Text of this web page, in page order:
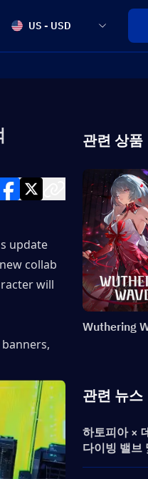
US - USD
update
collab
will
관련 상품
Wuthering
관련 뉴스
하토피아 ×
다이빙 밸브